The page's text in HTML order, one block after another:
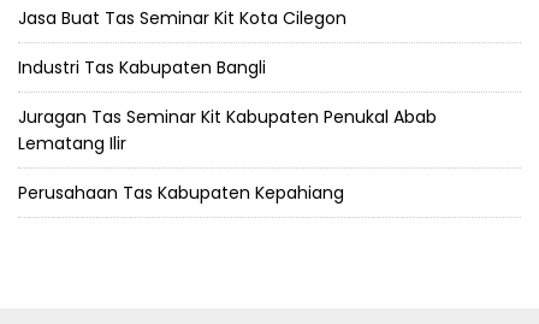
Jasa Buat Tas Seminar Kit Kota Cilegon
Industri Tas Kabupaten Bangli
Juragan Tas Seminar Kit Kabupaten Penukal Abab
Lematang Ilir
Perusahaan Tas Kabupaten Kepahiang